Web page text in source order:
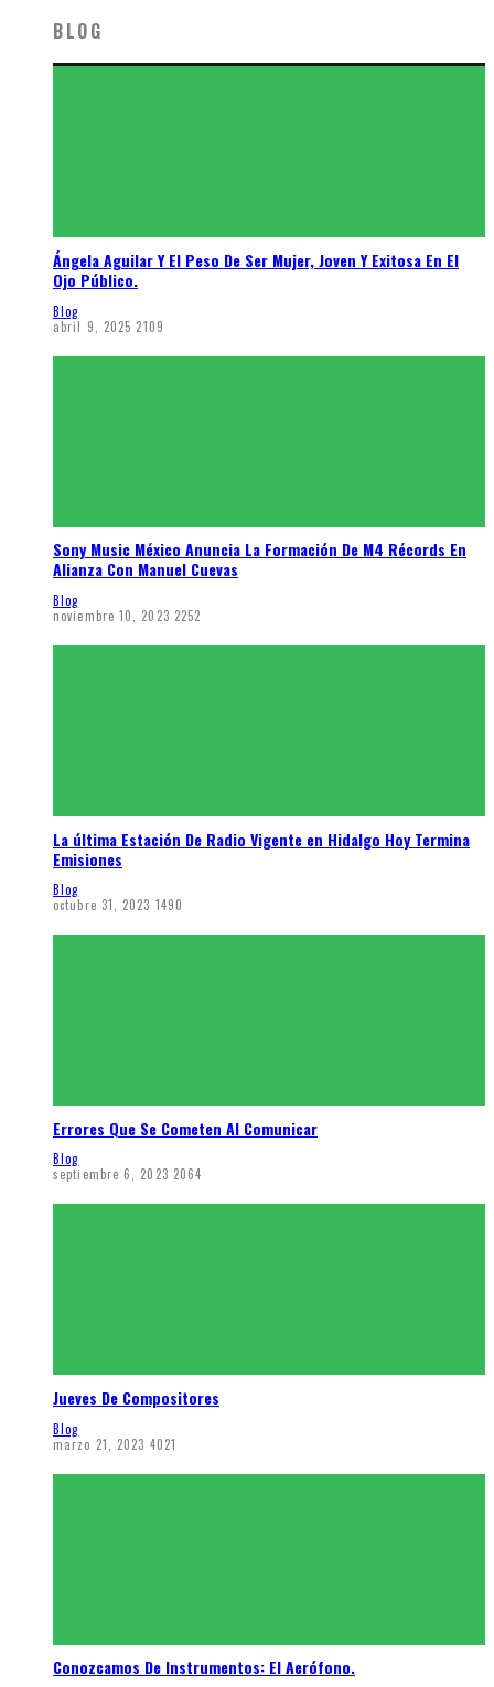
BLOG
Ángela Aguilar Y El Peso De Ser Mujer, Joven Y Exitosa En El
Ojo Público.
Blog
abril 9, 2025 2109
Sony Music México Anuncia La Formación De M4 Récords En
Alianza Con Manuel Cuevas
Blog
noviembre 10, 2023 2252
La última Estación De Radio Vigente en Hidalgo Hoy Termina
Emisiones
Blog
octubre 31, 2023 1490
Errores Que Se Cometen Al Comunicar
Blog
septiembre 6, 2023 2064
Jueves De Compositores
Blog
marzo 21, 2023 4021
Conozcamos De Instrumentos: El Aerófono.